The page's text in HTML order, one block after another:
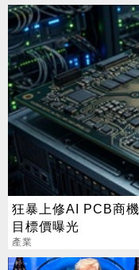
狂暴上修AI PCB商
目標價曝光
產業